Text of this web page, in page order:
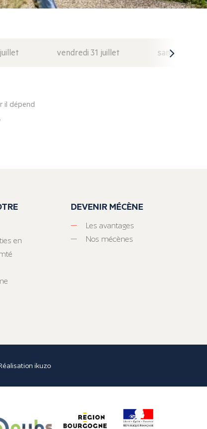
vendredi 31 juillet samedi 1 août
il dépend
en
DEVENIR MÉCÈNE
Les avantages
Nos mécènes
ikuzo